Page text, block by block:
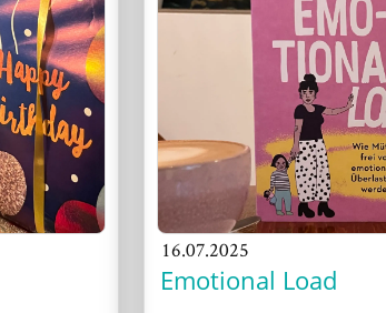
16.07.2025
Emotional Load